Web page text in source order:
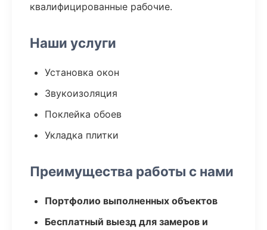
квалифицированные рабочие.
Наши услуги
Установка окон
Звукоизоляция
Поклейка обоев
Укладка плитки
Преимущества работы с нами
Портфолио выполненных объектов
Бесплатный выезд для замеров и